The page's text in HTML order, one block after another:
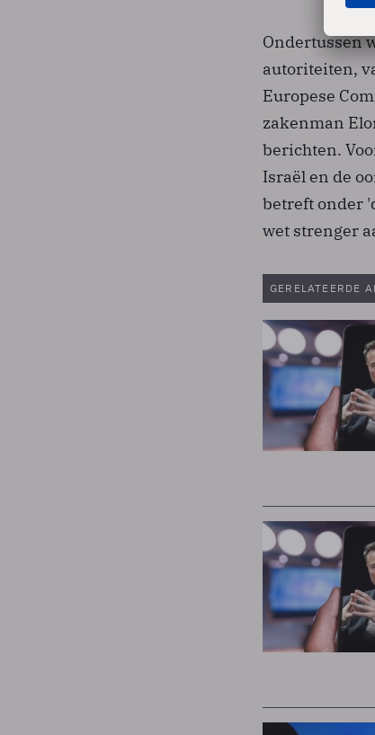
Ondertussen
autoriteiten,
Europese
zakenman
berichten.
Israël en de
betreft onder
wet strenger
GERELATEERDE